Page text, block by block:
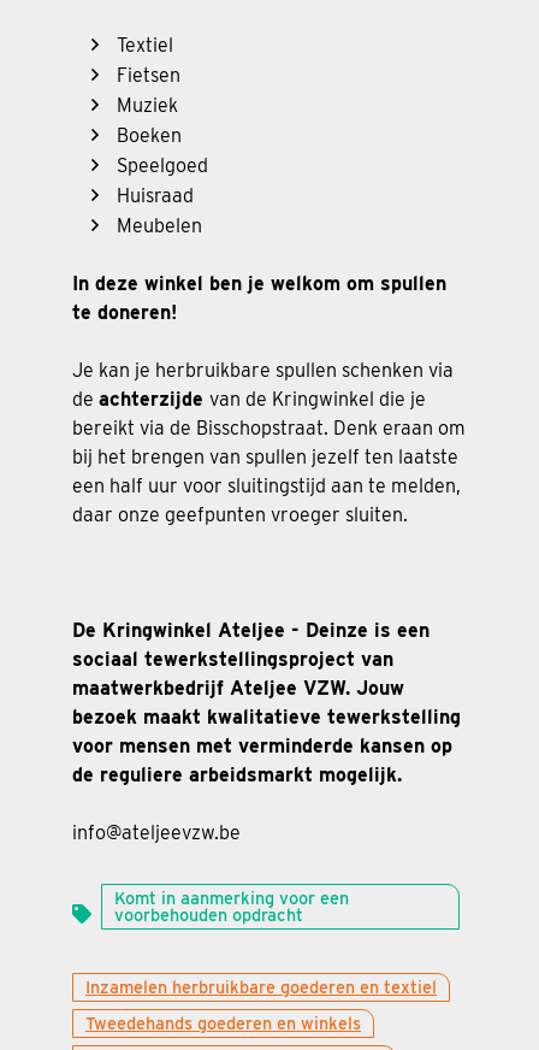
Textiel
Fietsen
Muziek
Boeken
Speelgoed
Huisraad
Meubelen
In deze winkel ben je welkom om spullen
te doneren!
Je kan je herbruikbare spullen schenken via
de achterzijde van de Kringwinkel die je
bereikt via de Bisschopstraat. Denk eraan om
bij het brengen van spullen jezelf ten laatste
een half uur voor sluitingstijd aan te melden,
daar onze geefpunten vroeger sluiten.
De Kringwinkel Ateljee - Deinze is een
sociaal tewerkstellingsproject van
maatwerkbedrijf Ateljee VZW. Jouw
bezoek maakt kwalitatieve tewerkstelling
voor mensen met verminderde kansen op
de reguliere arbeidsmarkt mogelijk.
info@ateljeevzw.be
Komt in aanmerking voor een
voorbehouden opdracht
Inzamelen herbruikbare goederen en textiel
Tweedehands goederen en winkels